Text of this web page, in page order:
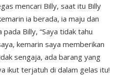
mencari Billy, saat itu Billy
ia berada, ia maju dan
Billy, “Saya tidak tahu
kemarin saya memberikan
sengaja, ada barang yang
ikut terjatuh di dalam gelas itu!